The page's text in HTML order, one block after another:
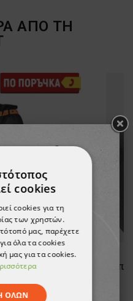
ΑΠΟ ΤΗ
€
cookies
cookies για τη
των χρηστών.
μας, παρέχετε
όλα τα cookies
μας για τα cookies.
ΌΛΩΝ